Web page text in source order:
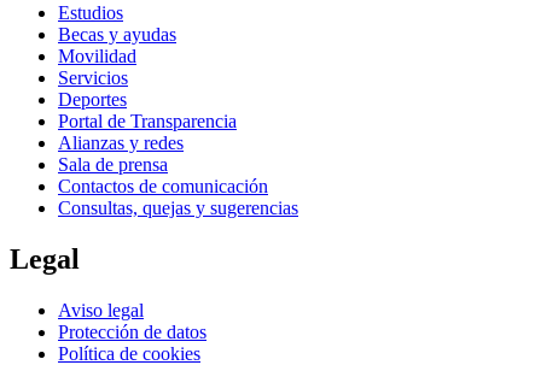
Estudios
Becas y ayudas
Movilidad
Servicios
Deportes
Portal de Transparencia
Alianzas y redes
Sala de prensa
Contactos de comunicación
Consultas, quejas y sugerencias
Legal
Aviso legal
Protección de datos
Política de cookies